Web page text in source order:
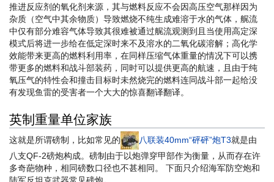
推进反应剂的氧化剂来源，其与燃料反应不会因高压空气那样因为
杂质（空气中其余物质）导致燃烧不纯生成难溶于水的气体，艉流
中仅有部分难容气体导致其很难被通过艉流观测到且当使用高定深
模式后将进一步给在低定深时来不及溶水的二氧化碳溶解；高化学
效能带来更高的燃料利用率，在同样压缩气体重量的情况下可以携
带更多的燃料和战斗部装药，同时可以提供更高的航速，且由于纯
氧压气的特性会和撞击目标时未然烧完的燃料连同战斗部一起给没
有发现鱼雷的受害者一个大大的惊喜翻译翻译。
英制重量单位家族
这就是所谓磅制，比如常见的 八联装40mm“砰砰”炮T3就是由
八支QF-2磅炮构成。磅制由于以炮弹穿甲部作为衡量，从而存在许
多奇葩物种，相同磅数口径也不甚相同。 下面只介绍海军防空炮和